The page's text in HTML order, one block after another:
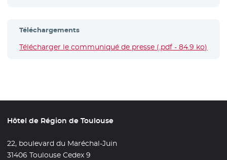
Téléchargements
Télécharger le communiqué de presse (.pdf - 84.9 ko)
Hôtel de Région de Toulouse
22, boulevard du Maréchal-Juin
31406 Toulouse Cedex 9